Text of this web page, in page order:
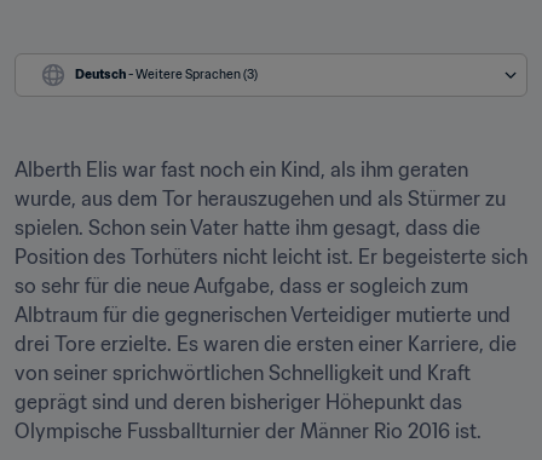
Deutsch - Weitere Sprachen (3)
Alberth Elis war fast noch ein Kind, als ihm geraten
wurde, aus dem Tor herauszugehen und als Stürmer zu
spielen. Schon sein Vater hatte ihm gesagt, dass die
Position des Torhüters nicht leicht ist. Er begeisterte sich
so sehr für die neue Aufgabe, dass er sogleich zum
Albtraum für die gegnerischen Verteidiger mutierte und
drei Tore erzielte. Es waren die ersten einer Karriere, die
von seiner sprichwörtlichen Schnelligkeit und Kraft
geprägt sind und deren bisheriger Höhepunkt das
Olympische Fussballturnier der Männer Rio 2016 ist.